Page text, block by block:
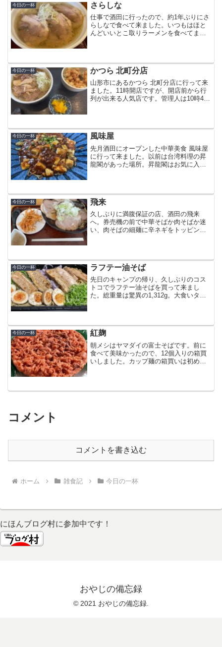
今日の一杯 さらしな
仕事で酒田に行ったので、約1年ぶりにさ
らしなで食べて来ました。いつもはほと
んどいいとこ取りラーメンを食べてます
ンタンチャーシューチャー...
今日の一杯 かつら 北町分店
山形市にあるかつら 北町分店に行って来
ました。11時開店ですが、開店前から行
列が出来る人気店です。管理人は10時40
がセットになった...
今日の一杯 風味屋
先月酒田にオープンした中華美食 風味屋
に行って来ました。以前は台湾料理の昇
龍閣があった場所。昇龍閣はお気に入り
がサービスになるみ...
今日の一杯 飛来
久しぶりに満腹保証の店、酒田の飛来
へ。券売機の前で中華そばか肉そばか迷
い、肉そばの細麺に辛ネギをトッピング
管理人の...
今日の一杯 ラフテー油そば
先日のキャンプの帰り、久しぶりのコス
トコでラフテー油そばを買って来まし
た。総重量は驚異の1,312g。大食いタレ
す。管理人の腹...
今日の一杯 紅麹
朝メシはヤマダイの富士そばです。前に
食べて美味かったので、12個入りの箱買
いしました。カップ麺の箱買いは初めて
が (...
コメント
コメントを書き込む
ホーム 雑食記 今日の一杯
にほんブログ村に参加中です！
おやじの備忘録
© 2021 おやじの備忘録.